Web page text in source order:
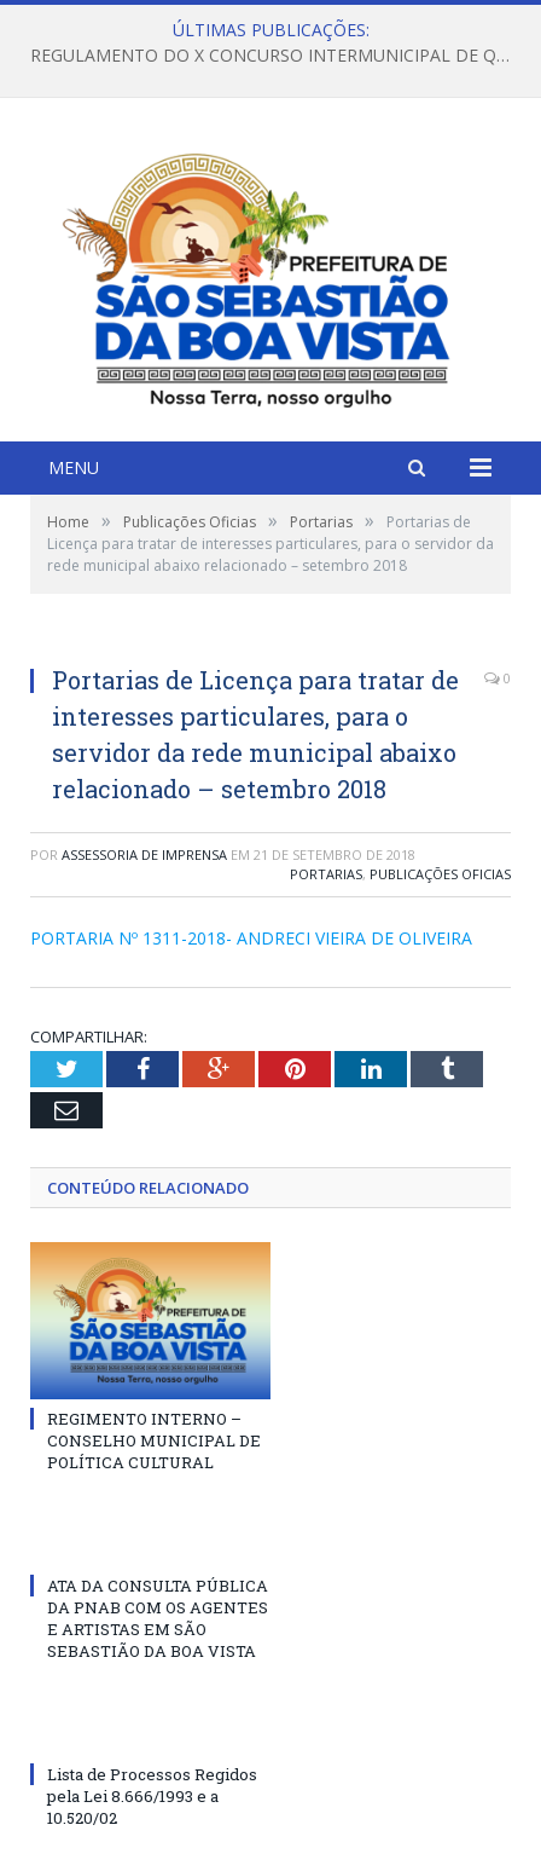
ÚLTIMAS PUBLICAÇÕES:
REGULAMENTO DO X CONCURSO INTERMUNICIPAL DE QUADRILHAS JUNINAS – 2026 – ARRAIÁ DA VENEZA
MENU
Home » Publicações Oficias » Portarias »
Portarias de
Licença para tratar de interesses particulares, para o servidor da
rede municipal abaixo relacionado – setembro 2018
Portarias de Licença para tratar de
interesses particulares, para o
servidor da rede municipal abaixo
relacionado – setembro 2018
0
POR ASSESSORIA DE IMPRENSA EM 21 DE SETEMBRO DE 2018
PORTARIAS, PUBLICAÇÕES OFICIAS
PORTARIA Nº 1311-2018- ANDRECI VIEIRA DE OLIVEIRA
COMPARTILHAR:
TwitterFacebookGoogle+PinterestLinkedInTumblr
Email
CONTEÚDO RELACIONADO
REGIMENTO INTERNO –
CONSELHO MUNICIPAL DE
POLÍTICA CULTURAL
ATA DA CONSULTA PÚBLICA
DA PNAB COM OS AGENTES
E ARTISTAS EM SÃO
SEBASTIÃO DA BOA VISTA
Lista de Processos Regidos
pela Lei 8.666/1993 e a
10.520/02